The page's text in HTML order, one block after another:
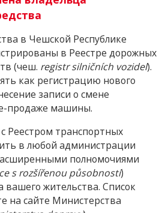
в Чешской Республике
в Реестре дорожных
(чеш. registr silničních vozidel).
как регистрацию нового
записи о смене
продаже машины.
Реестром транспортных
в любой администрации
полномочиями
s rozšířenou působností)
вашего жительства. Список
на сайте Министерства